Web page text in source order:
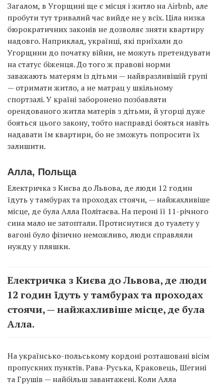
Загалом, в Угорщині ще є місця і житло на Airbnb, але
пробути тут тривалий час вийде не у всіх. Ціла низка
бюрократичних законів не дозволяє зняти квартиру
надовго. Наприклад, українці, які приїхали до
Угорщини до початку війни, не можуть претендувати
на статус біженця. До того ж правові норми
заважають матерям із дітьми — найвразливішій групі
— отримати житло, а не матрац у шкільному
спортзалі. У країні заборонено позбавляти
орендованого житла матерів з дітьми, й угорці дуже
бояться цього закону, тобто насправді бояться навіть
надавати їм квартири, бо не зможуть попросити їх
залишити.
Алла, Польща
Електричка з Києва до Львова, де люди 12 годин
їдуть у тамбурах та проходах стоячи, — найжахливіше
місце, де була Алла Політаєва. На пероні її 11-річного
сина мало не затоптали. Протиснутися до туалету у
вагоні було фізично неможливо, люди справляли
нужду у пляшки.
Електричка з Києва до Львова, де люди
12 годин їдуть у тамбурах та проходах
стоячи, — найжахливіше місце, де була
Алла.
На українсько-польському кордоні розташовані вісім
пропускних пунктів. Рава-Руська, Краковець, Шегині
та Грушів — найбільш завантажені. Коли Алла